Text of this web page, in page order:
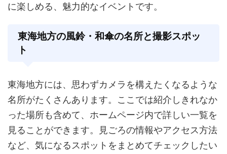
に楽しめる、魅力的なイベントです。
東海地方の風鈴・和傘の名所と撮影スポッ
ト
東海地方には、思わずカメラを構えたくなるような
名所がたくさんあります。ここでは紹介しきれなか
った場所も含めて、ホームページ内で詳しい一覧を
見ることができます。見ごろの情報やアクセス方法
など、気になるスポットをまとめてチェックしたい